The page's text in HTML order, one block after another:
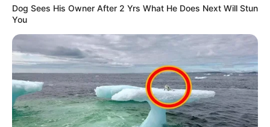
Dog Sees His Owner After 2 Yrs What He Does Next Will Stun
You